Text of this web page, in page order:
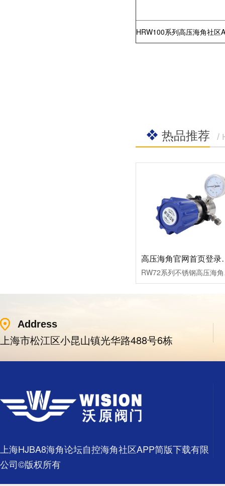
HRW100系列高压海角社区
热品推荐 /
高压海
RW72系列不
Address
上海市松江区小昆山镇光华路488号6栋
上海HJBA8海角论坛自控海角社区APP简版下载有限
公司©版权所有